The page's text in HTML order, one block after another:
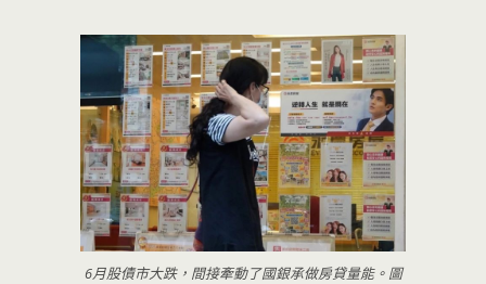
6月股債市大跌，間接牽動了國銀承做房貸量能。圖